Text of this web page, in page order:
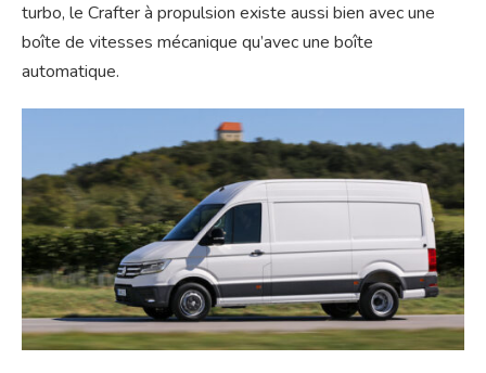
turbo, le Crafter à propulsion existe aussi bien avec une
boîte de vitesses mécanique qu’avec une boîte
automatique.